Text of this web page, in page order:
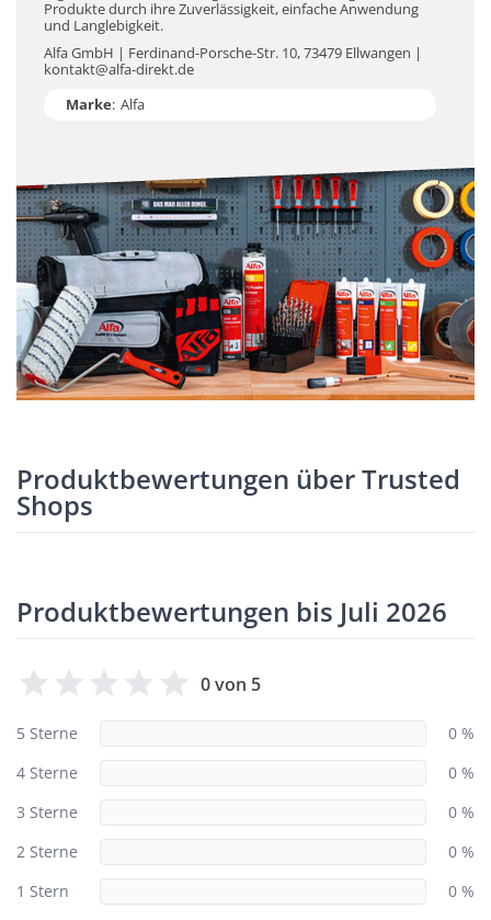
Produkte durch ihre Zuverlässigkeit, einfache Anwendung
und Langlebigkeit.
Alfa GmbH | Ferdinand-Porsche-Str. 10, 73479 Ellwangen |
kontakt@alfa-direkt.de
Marke: Alfa
Produktbewertungen über Trusted
Shops
Produktbewertungen bis Juli 2026
0 von 5
5 Sterne
0 %
4 Sterne
0 %
3 Sterne
0 %
2 Sterne
0 %
1 Stern
0 %